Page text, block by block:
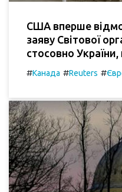
США вперше
заяву Світової
стосовно
#Канада #Reuters #